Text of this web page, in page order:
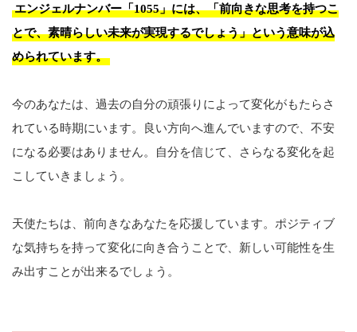
エンジェルナンバー「1055」には、「前向きな思考を持つこ
とで、素晴らしい未来が実現するでしょう」という意味が込
められています。
今のあなたは、過去の自分の頑張りによって変化がもたらさ
れている時期にいます。良い方向へ進んでいますので、不安
になる必要はありません。自分を信じて、さらなる変化を起
こしていきましょう。
天使たちは、前向きなあなたを応援しています。ポジティブ
な気持ちを持って変化に向き合うことで、新しい可能性を生
み出すことが出来るでしょう。